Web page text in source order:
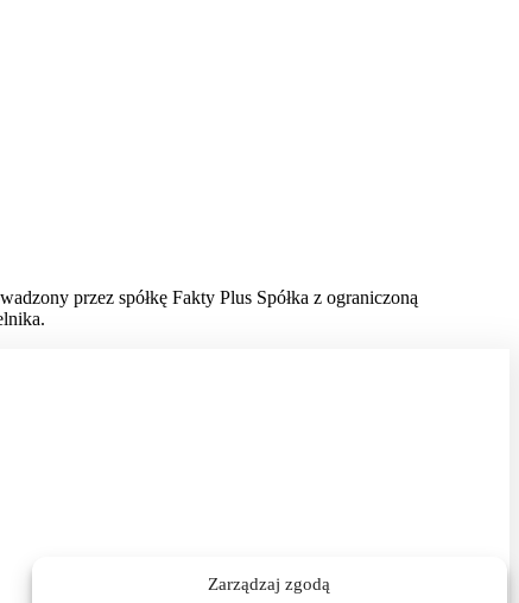
Zarządzaj zgodą
przez spółkę Fakty Plus Spółka z ograniczoną